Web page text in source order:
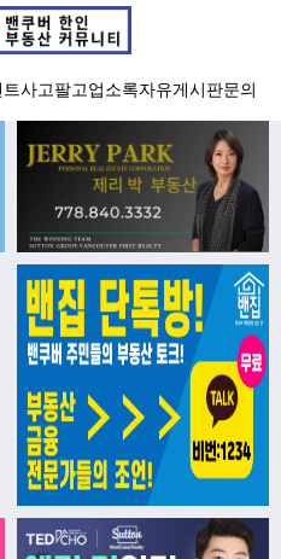
트사고팔고업소록자유게시판문의